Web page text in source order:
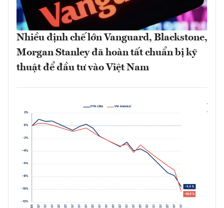
Nhiều định chế lớn Vanguard, Blackstone,
Morgan Stanley đã hoàn tất chuẩn bị kỹ
thuật để đầu tư vào Việt Nam